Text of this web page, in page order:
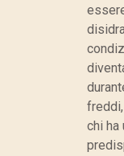
chi ha